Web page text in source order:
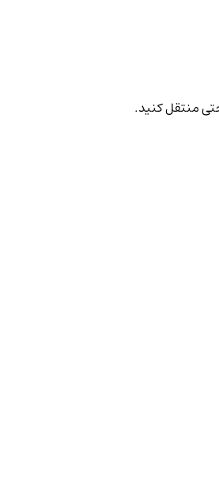
منتقل کنید.